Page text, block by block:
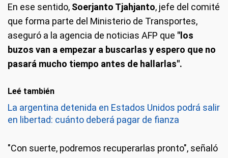
En ese sentido, Soerjanto Tjahjanto, jefe del comité
que forma parte del Ministerio de Transportes,
aseguró a la agencia de noticias AFP que "los
buzos van a empezar a buscarlas y espero que no
pasará mucho tiempo antes de hallarlas".
Leé también
La argentina detenida en Estados Unidos podrá salir
en libertad: cuánto deberá pagar de fianza
"Con suerte, podremos recuperarlas pronto", señaló